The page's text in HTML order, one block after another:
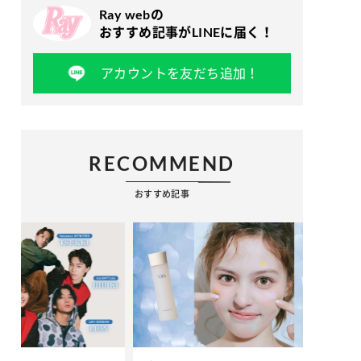
Ray webの
おすすめ記事がLINEに届く！
アカウントを友だち追加！
RECOMMEND
おすすめ記事